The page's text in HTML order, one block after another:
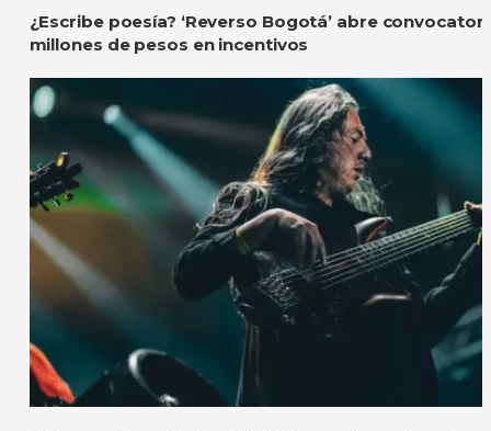
¿Escribe poesía? ‘Reverso Bogotá’ abre
millones de pesos en incentivos